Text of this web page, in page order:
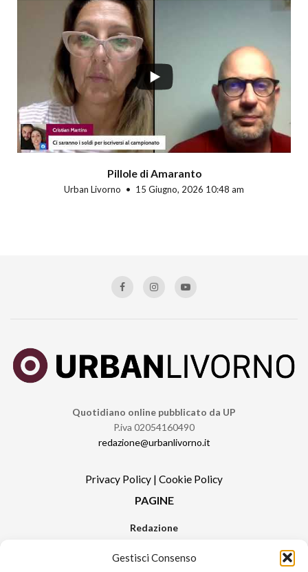
Gestisci Consenso
Pillole di Amaranto
Urban Livorno 15 Giugno, 2026 10:48 am
Quotidiano online pubblicato da UP
P.iva 02054160490
redazione@urbanlivorno.it
Privacy Policy | Cookie Policy
PAGINE
Redazione
Pubblicità